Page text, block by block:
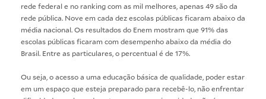
rede federal e no ranking com as mil melhores, apenas 49 são da
rede pública. Nove em cada dez escolas públicas ficaram abaixo da
média nacional. Os resultados do Enem mostram que 91% das
escolas públicas ficaram com desempenho abaixo da média do
Brasil. Entre as particulares, o percentual é de 17%.
Ou seja, o acesso a uma educação básica de qualidade, poder estar
em um espaço que esteja preparado para recebê-lo, não enfrentar